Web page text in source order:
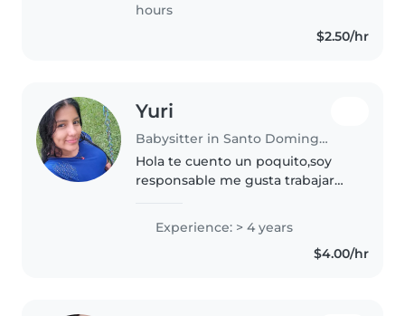
hours
$2.50/hr
Yuri
Babysitter in Santo Domingo de los Colorados
Hola te cuento un poquito,soy
responsable me gusta trabajar
quehaceres ............................................
...............................................
Experience: > 4 years
$4.00/hr